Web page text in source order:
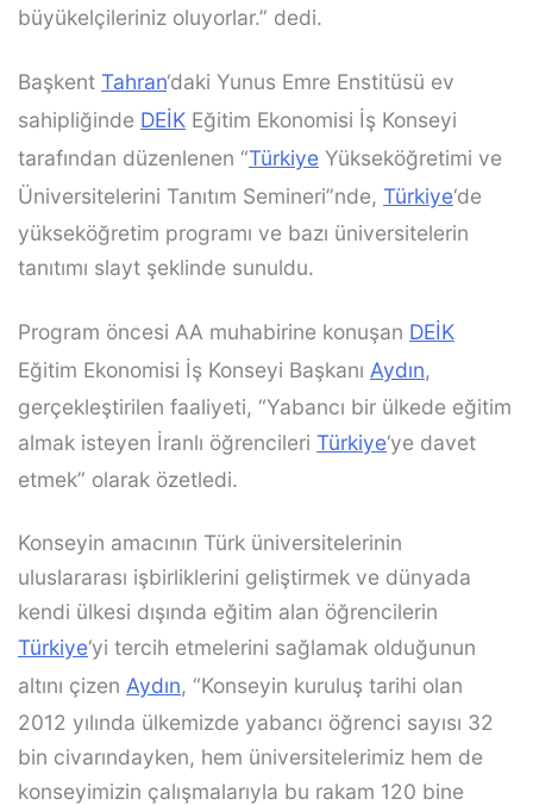
büyükelçileriniz oluyorlar.” dedi.
Başkent Tahran‘daki Yunus Emre Enstitüsü ev
sahipliğinde DEİK Eğitim Ekonomisi İş Konseyi
tarafından düzenlenen “Türkiye Yükseköğretimi ve
Üniversitelerini Tanıtım Semineri”nde, Türkiye‘de
yükseköğretim programı ve bazı üniversitelerin
tanıtımı slayt şeklinde sunuldu.
Program öncesi AA muhabirine konuşan DEİK
Eğitim Ekonomisi İş Konseyi Başkanı Aydın,
gerçekleştirilen faaliyeti, “Yabancı bir ülkede eğitim
almak isteyen İranlı öğrencileri Türkiye‘ye davet
etmek” olarak özetledi.
Konseyin amacının Türk üniversitelerinin
uluslararası işbirliklerini geliştirmek ve dünyada
kendi ülkesi dışında eğitim alan öğrencilerin
Türkiye‘yi tercih etmelerini sağlamak olduğunun
altını çizen Aydın, “Konseyin kuruluş tarihi olan
2012 yılında ülkemizde yabancı öğrenci sayısı 32
bin civarındayken, hem üniversitelerimiz hem de
konseyimizin çalışmalarıyla bu rakam 120 bine